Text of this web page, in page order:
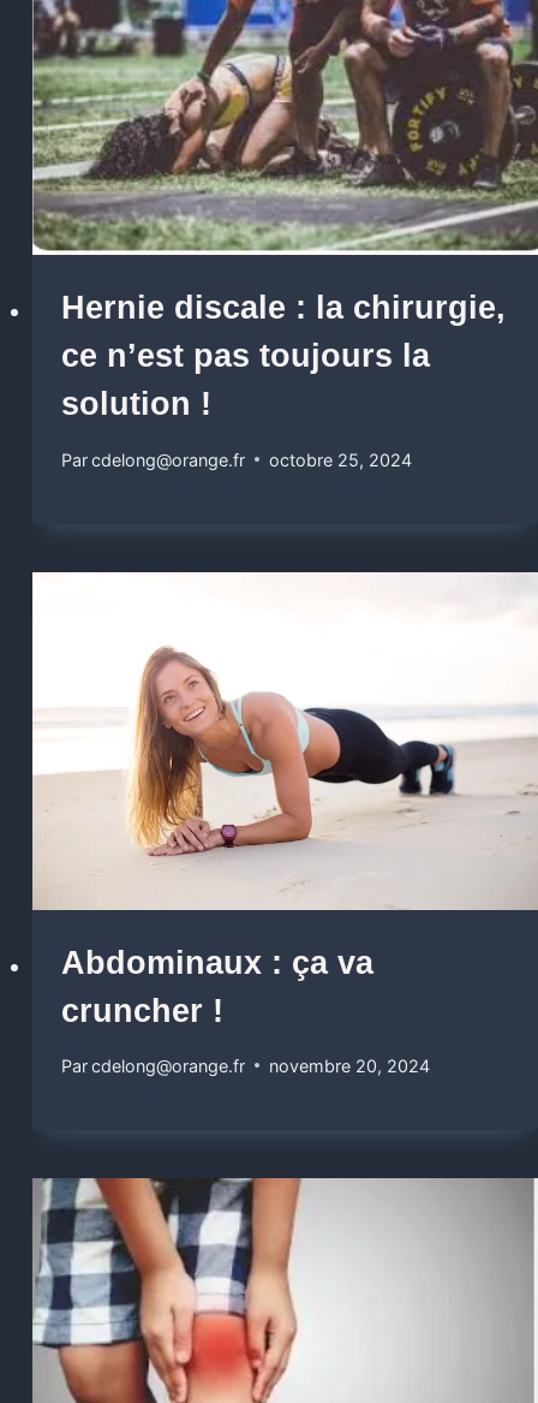
Hernie discale : la chirurgie,
ce n’est pas toujours la
solution !
Parcdelong@orange.fr octobre 25, 2024
Abdominaux : ça va
cruncher !
Parcdelong@orange.fr novembre 20, 2024